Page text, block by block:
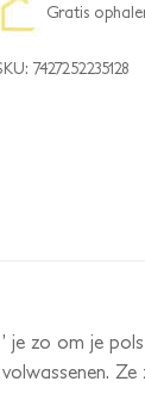
Gratis
7427252235128
zo om je